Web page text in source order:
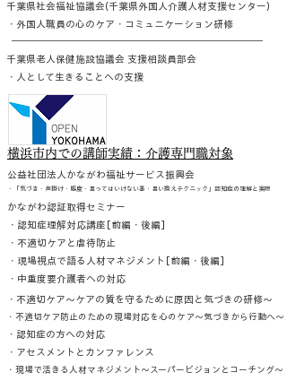
千葉県社会福祉協議会(千葉県外国人介護人材支援センター)
・外国人職員の心のケア・コミュニケーション研修
千葉県老人保健施設協議会 支援相談員部会
・人として生きることへの支援
横浜市内での講師実績：介護専門職対象
公益社団法人かながわ福祉サービス振興会
・「気づき・声掛け・態度・言ってはいけない事・言い換えテクニック」認知症の理解と実際
かながわ認証取得セミナー
・認知症理解対応講座[前編・後編]
・不適切ケアと虐待防止
・現場視点で語る人材マネジメント[前編・後編]
・中重度要介護者への対応
・不適切ケア～ケアの質を守るために原因と気づきの研修～
・不適切ケア防止のための現場対応を心のケア～気づきから行動へ～
・認知症の方への対応
・アセスメントとカンファレンス
・現場で活きる人材マネジメント～スーパービジョンとコーチング～